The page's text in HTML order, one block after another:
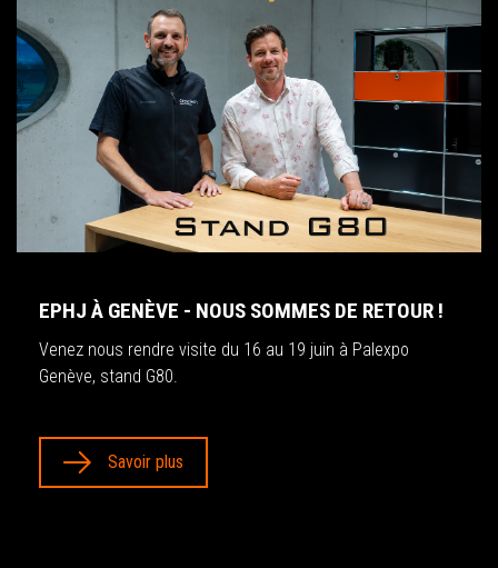
EPHJ À GENÈVE - NOUS SOMMES DE RETOUR !
Venez nous rendre visite du 16 au 19 juin à Palexpo
Genève, stand G80.
Savoir plus